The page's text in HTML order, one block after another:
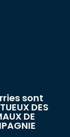
sont
DES
DE